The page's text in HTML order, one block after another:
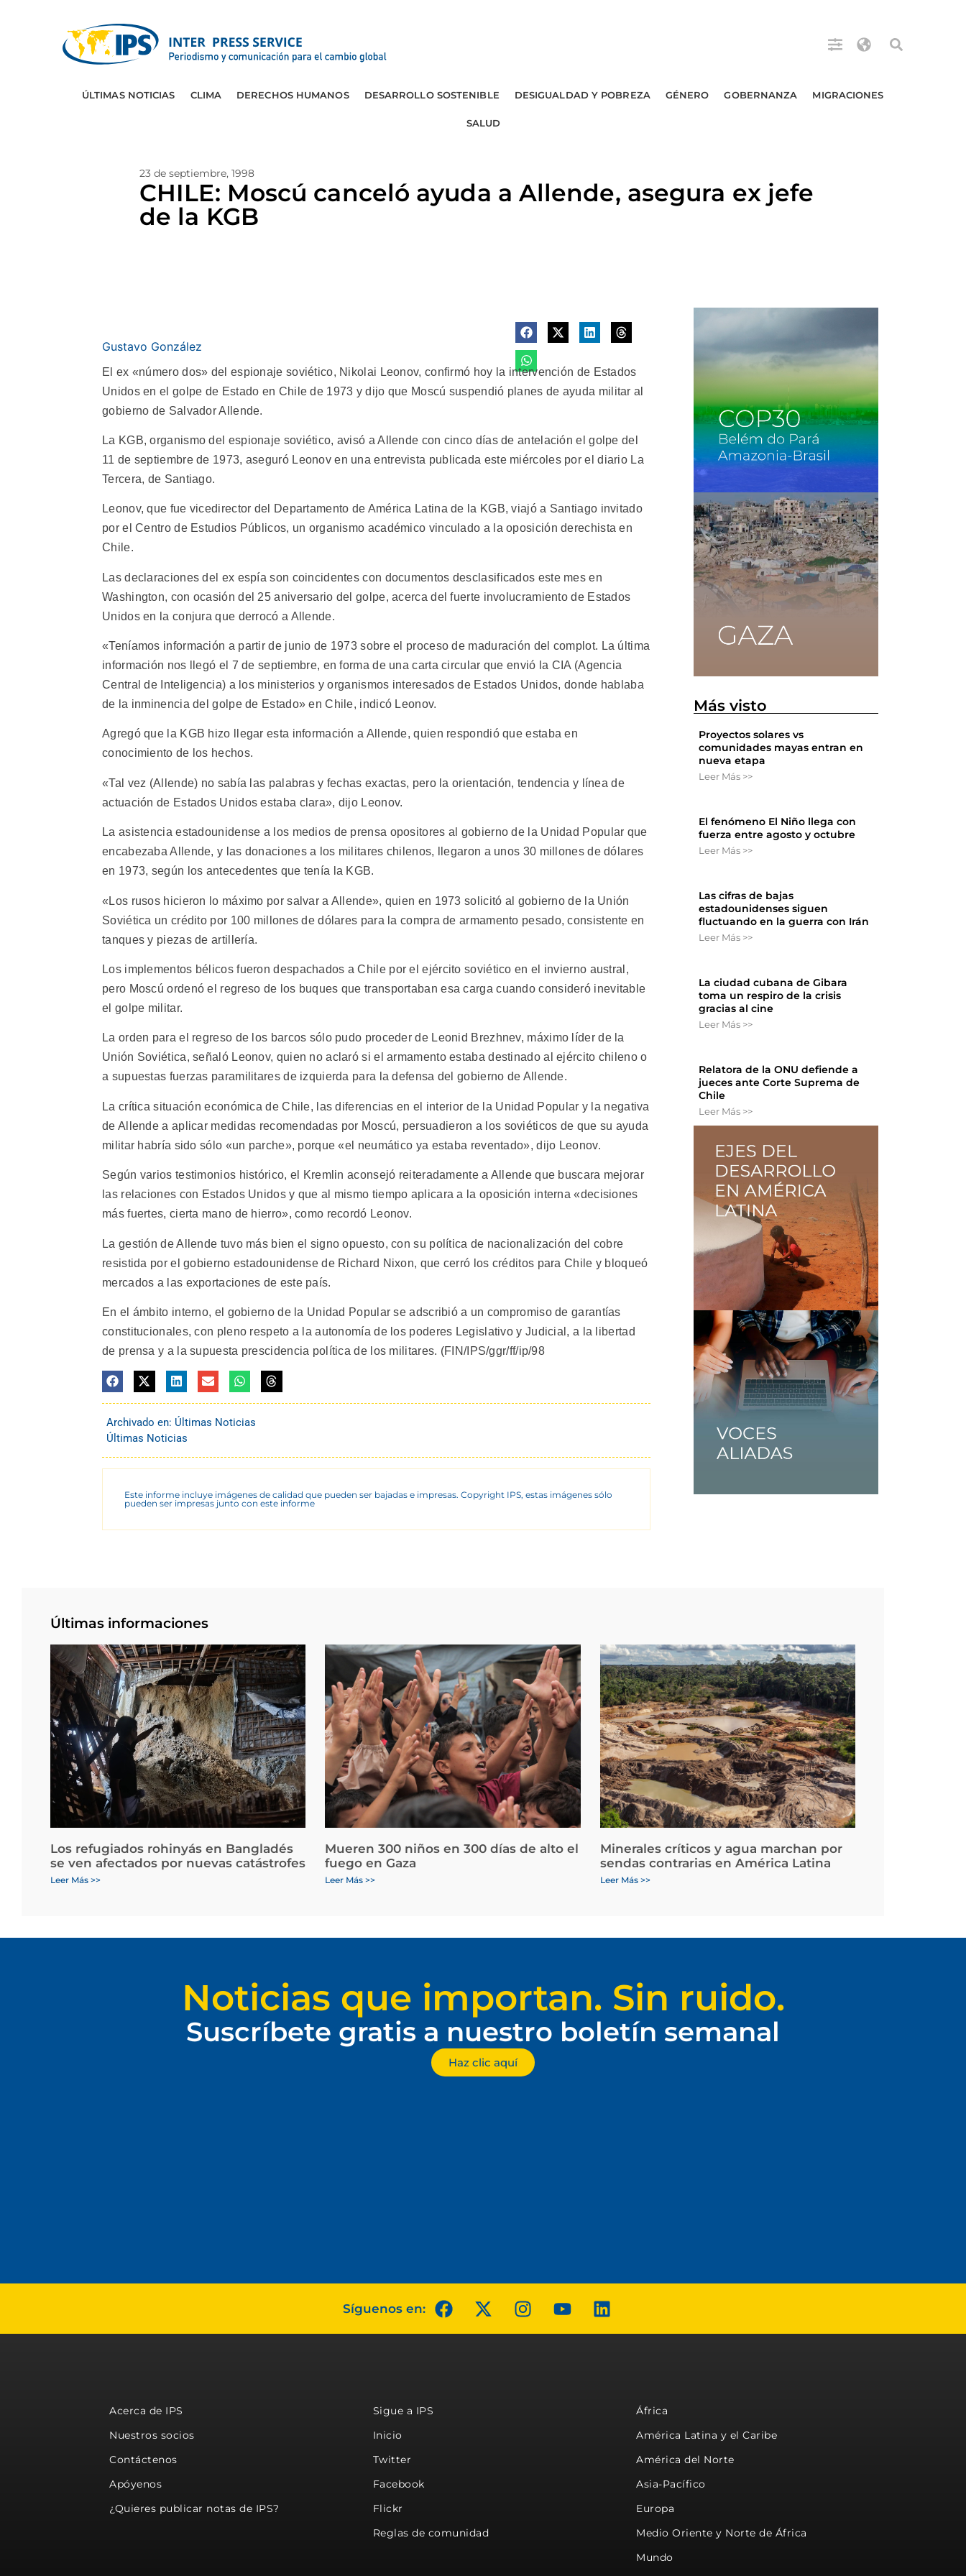
ÚLTIMAS NOTICIAS CLIMA DERECHOS HUMANOS DESARROLLO SOSTENIBLE DESIGUALDAD Y POBREZA GÉNERO GOBERNANZA MIGRACIONES
SALUD
23 de septiembre, 1998
CHILE: Moscú canceló ayuda a Allende, asegura ex jefe
de la KGB
Gustavo González
El ex «número dos» del espionaje soviético, Nikolai Leonov, confirmó hoy la intervención de Estados
Unidos en el golpe de Estado en Chile de 1973 y dijo que Moscú suspendió planes de ayuda militar al
gobierno de Salvador Allende.
La KGB, organismo del espionaje soviético, avisó a Allende con cinco días de antelación el golpe del
11 de septiembre de 1973, aseguró Leonov en una entrevista publicada este miércoles por el diario La
Tercera, de Santiago.
Leonov, que fue vicedirector del Departamento de América Latina de la KGB, viajó a Santiago invitado
por el Centro de Estudios Públicos, un organismo académico vinculado a la oposición derechista en
Chile.
Las declaraciones del ex espía son coincidentes con documentos desclasificados este mes en
Washington, con ocasión del 25 aniversario del golpe, acerca del fuerte involucramiento de Estados
Unidos en la conjura que derrocó a Allende.
«Teníamos información a partir de junio de 1973 sobre el proceso de maduración del complot. La última
información nos llegó el 7 de septiembre, en forma de una carta circular que envió la CIA (Agencia
Central de Inteligencia) a los ministerios y organismos interesados de Estados Unidos, donde hablaba
de la inminencia del golpe de Estado» en Chile, indicó Leonov.
Agregó que la KGB hizo llegar esta información a Allende, quien respondió que estaba en
conocimiento de los hechos.
«Tal vez (Allende) no sabía las palabras y fechas exactas, pero la orientación, tendencia y línea de
actuación de Estados Unidos estaba clara», dijo Leonov.
La asistencia estadounidense a los medios de prensa opositores al gobierno de la Unidad Popular que
encabezaba Allende, y las donaciones a los militares chilenos, llegaron a unos 30 millones de dólares
en 1973, según los antecedentes que tenía la KGB.
«Los rusos hicieron lo máximo por salvar a Allende», quien en 1973 solicitó al gobierno de la Unión
Soviética un crédito por 100 millones de dólares para la compra de armamento pesado, consistente en
tanques y piezas de artillería.
Los implementos bélicos fueron despachados a Chile por el ejército soviético en el invierno austral,
pero Moscú ordenó el regreso de los buques que transportaban esa carga cuando consideró inevitable
el golpe militar.
La orden para el regreso de los barcos sólo pudo proceder de Leonid Brezhnev, máximo líder de la
Unión Soviética, señaló Leonov, quien no aclaró si el armamento estaba destinado al ejército chileno o
a supuestas fuerzas paramilitares de izquierda para la defensa del gobierno de Allende.
La crítica situación económica de Chile, las diferencias en el interior de la Unidad Popular y la negativa
de Allende a aplicar medidas recomendadas por Moscú, persuadieron a los soviéticos de que su ayuda
militar habría sido sólo «un parche», porque «el neumático ya estaba reventado», dijo Leonov.
Según varios testimonios histórico, el Kremlin aconsejó reiteradamente a Allende que buscara mejorar
las relaciones con Estados Unidos y que al mismo tiempo aplicara a la oposición interna «decisiones
más fuertes, cierta mano de hierro», como recordó Leonov.
La gestión de Allende tuvo más bien el signo opuesto, con su política de nacionalización del cobre
resistida por el gobierno estadounidense de Richard Nixon, que cerró los créditos para Chile y bloqueó
mercados a las exportaciones de este país.
En el ámbito interno, el gobierno de la Unidad Popular se adscribió a un compromiso de garantías
constitucionales, con pleno respeto a la autonomía de los poderes Legislativo y Judicial, a la libertad
de prensa y a la supuesta prescidencia política de los militares. (FIN/IPS/ggr/ff/ip/98
Archivado en: Últimas Noticias
Últimas Noticias
Este informe incluye imágenes de calidad que pueden ser bajadas e impresas. Copyright IPS, estas imágenes sólo
pueden ser impresas junto con este informe
Más visto
Proyectos solares vs
comunidades mayas entran en
nueva etapa
Leer Más >>
El fenómeno El Niño llega con
fuerza entre agosto y octubre
Leer Más >>
Las cifras de bajas
estadounidenses siguen
fluctuando en la guerra con Irán
Leer Más >>
La ciudad cubana de Gibara
toma un respiro de la crisis
gracias al cine
Leer Más >>
Relatora de la ONU defiende a
jueces ante Corte Suprema de
Chile
Leer Más >>
Últimas informaciones
Los refugiados rohinyás en Bangladés
se ven afectados por nuevas catástrofes
Leer Más >>
Mueren 300 niños en 300 días de alto el
fuego en Gaza
Leer Más >>
Minerales críticos y agua marchan por
sendas contrarias en América Latina
Leer Más >>
Noticias que importan. Sin ruido.
Suscríbete gratis a nuestro boletín semanal
Haz clic aquí
Síguenos en:
Acerca de IPS
Nuestros socios
Contáctenos
Apóyenos
¿Quieres publicar notas de IPS?
Sigue a IPS
Inicio
Twitter
Facebook
Flickr
Reglas de comunidad
África
América Latina y el Caribe
América del Norte
Asia-Pacífico
Europa
Medio Oriente y Norte de África
Mundo